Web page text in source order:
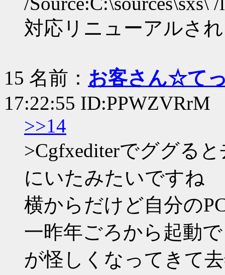
対応リニューアルさ
15 名前： お客さん☆て
17:22:55 ID:PPWZVRrM
>>14
>Cgfxediterでググる
にいたみたいですね
横からだけど自分の
一昨年ごろから起動
が怪しくなってきて